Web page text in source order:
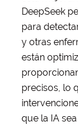
DeepSeek
para
y otras
están
precisos, lo
que la IA